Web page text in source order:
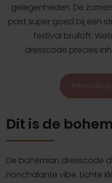
gelegenheden. De
past super goed bij een
festival bruiloft.
dresscode precies
Dit is de
De bohemian dresscode
nonchalante vibe. Lichte